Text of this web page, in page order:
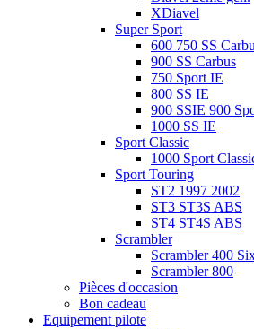
XDiavel
Super Sport
600 750 SS
900 SS Carbus
750 Sport IE
800 SS IE
900 SSIE 900
1000 SS IE
Sport Classic
1000 Sport
Sport Touring
ST2 1997 2002
ST3 ST3S ABS
ST4 ST4S ABS
Scrambler
Scrambler 400
Scrambler 800
Pièces d'occasion
Bon cadeau
Equipement pilote